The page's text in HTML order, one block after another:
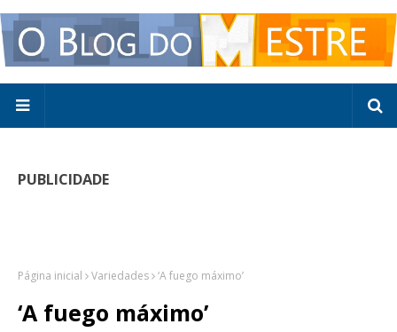
PUBLICIDADE
Página inicial Variedades ‘A fuego máximo’
‘A fuego máximo’